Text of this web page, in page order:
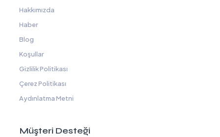
Hakkımızda
Haber
Blog
Koşullar
Gizlilik Politikası
Çerez Politikası
Aydınlatma Metni
Müşteri Desteği